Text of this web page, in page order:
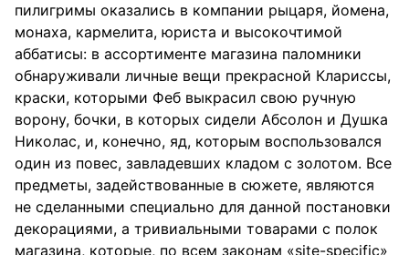
пилигримы оказались в компании рыцаря, йомена,
монаха, кармелита, юриста и высокочтимой
аббатисы: в ассортименте магазина паломники
обнаруживали личные вещи прекрасной Клариссы,
краски, которыми Феб выкрасил свою ручную
ворону, бочки, в которых сидели Абсолон и Душка
Николас, и, конечно, яд, которым воспользовался
один из повес, завладевших кладом с золотом. Все
предметы, задействованные в сюжете, являются
не сделанными специально для данной постановки
декорациями, а тривиальными товарами с полок
магазина, которые, по всем законам «site-specific»